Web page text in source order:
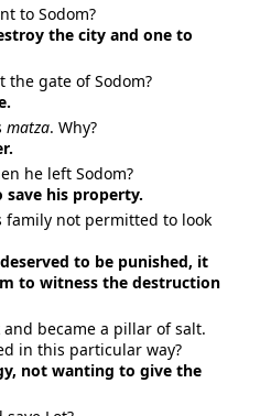
to Sodom?
the city and one to
the gate of Sodom?
matza. Why?
he left Sodom?
save his property.
family not permitted to look
to be punished, it
to witness the destruction
and became a pillar of salt.
in this particular way?
not wanting to give the